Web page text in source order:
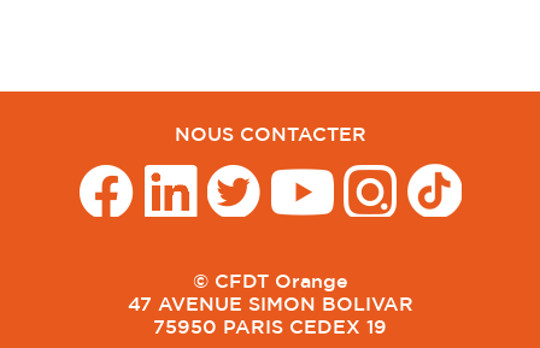
NOUS CONTACTER
© CFDT Orange
47 AVENUE SIMON BOLIVAR
75950 PARIS CEDEX 19